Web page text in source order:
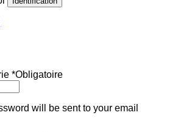
*Obligatoire
will be sent to your email